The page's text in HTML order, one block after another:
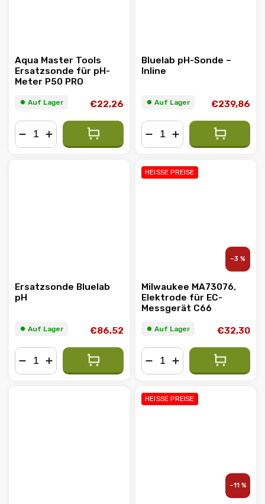
Aqua Master Tools
Ersatzsonde für pH-
Meter P50 PRO
⏺︎ Auf Lager €22,26
Bluelab pH-Sonde –
Inline
⏺︎ Auf Lager €239,86
Ersatzsonde Bluelab
pH
⏺︎ Auf Lager €86,52
HEISSE PREISE
–3 %
Milwaukee MA73076,
Elektrode für EC-
Messgerät C66
⏺︎ Auf Lager €32,30
HEISSE PREISE
–11 %